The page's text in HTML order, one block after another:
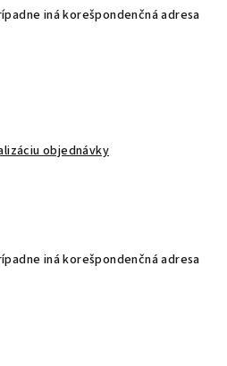
iná korešpondenčná adresa
objednávky
iná korešpondenčná adresa